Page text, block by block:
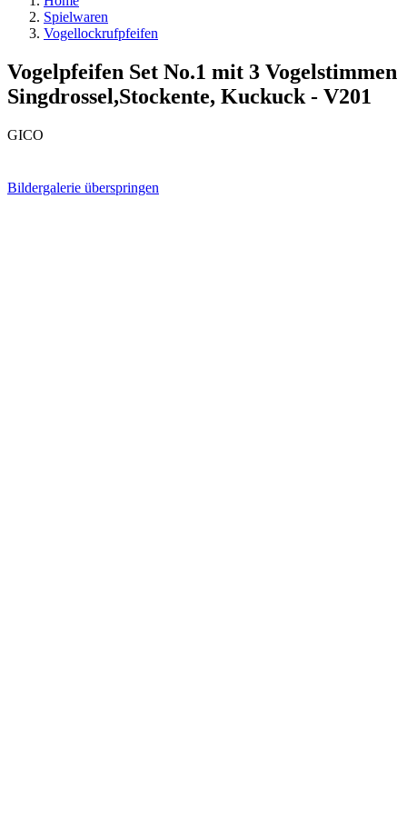
Spielwaren
Vogellockrufpfeifen
Vogelpfeifen Set No.1 mit 3 Vogelstimmen
Singdrossel,Stockente, Kuckuck - V201
GICO
Bildergalerie überspringen